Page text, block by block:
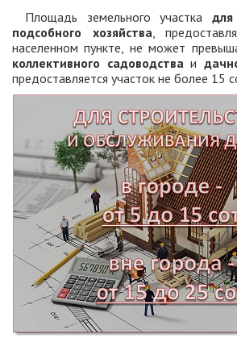
Площадь земельного участка
подсобного хозяйства,
населенном пункте, не может
коллективного садоводстваи
предоставляется участок не более 15